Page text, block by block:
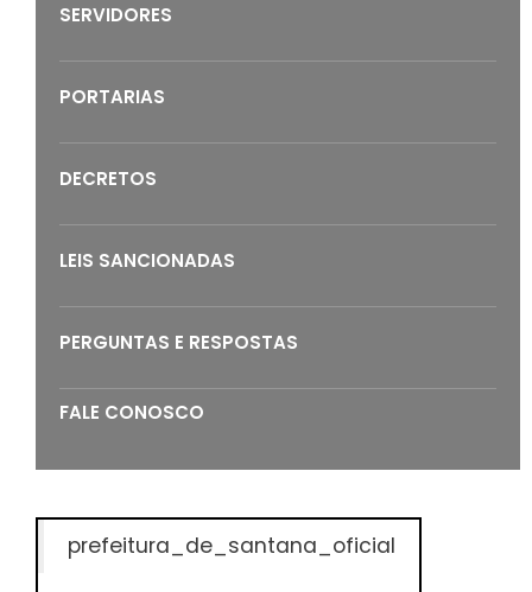
SERVIDORES
PORTARIAS
DECRETOS
LEIS SANCIONADAS
PERGUNTAS E RESPOSTAS
FALE CONOSCO
prefeitura_de_santana_oficial